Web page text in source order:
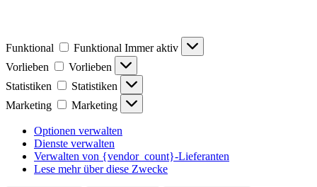
Funktional Funktional Immer aktiv
Vorlieben
Vorlieben
Statistiken
Statistiken
Marketing
Marketing
Optionen verwalten
Dienste verwalten
Verwalten von {vendor_count}-Lieferanten
Lese mehr über diese Zwecke